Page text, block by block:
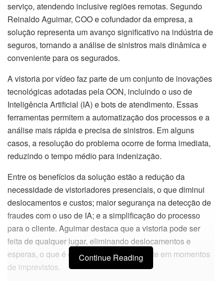
serviço, atendendo inclusive regiões remotas. Segundo
Reinaldo Aguimar, COO e cofundador da empresa, a
solução representa um avanço significativo na indústria de
seguros, tornando a análise de sinistros mais dinâmica e
conveniente para os segurados.
A vistoria por vídeo faz parte de um conjunto de inovações
tecnológicas adotadas pela OON, incluindo o uso de
Inteligência Artificial (IA) e bots de atendimento. Essas
ferramentas permitem a automatização dos processos e a
análise mais rápida e precisa de sinistros. Em alguns
casos, a resolução do problema ocorre de forma imediata,
reduzindo o tempo médio para indenização.
Entre os benefícios da solução estão a redução da
necessidade de vistoriadores presenciais, o que diminui
deslocamentos e custos; maior segurança na detecção de
fraudes com o uso de IA; e a simplificação do processo
para o cliente. Aguimar destaca que a vistoria pode ser
feita de qualquer lugar, eliminando deslocamentos e
esperas, o que é especialmente importante em momentos
de imprevistos.
Continue Reading